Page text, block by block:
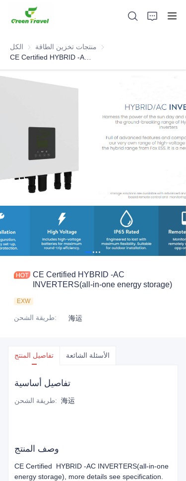
الكل منتجات تخزين الطاقة منتجات تخزين الطاقة
CE Certified HYBRID -AC
INVERTERS(all-in-one energy storage)
EXW
طريقة الشحن: 海运
تفاصيل المنتج الأسئلة الشائعة
تفاصيل أساسية
طريقة الشحن: 海运
وصف المنتج
CE Certified HYBRID -AC INVERTERS(all-in-one
energy storage), more details see specification.
الأخبار وقضايا التعاون
قواعد التصنيع والعمليات